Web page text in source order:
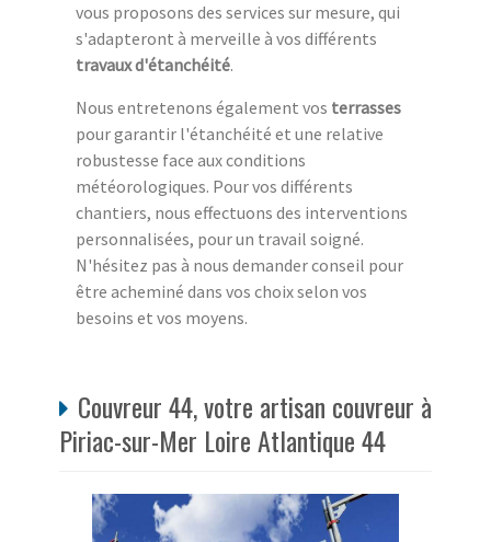
vous proposons des services sur mesure, qui
s'adapteront à merveille à vos différents
travaux d'étanchéité.
Nous entretenons également vos terrasses
pour garantir l'étanchéité et une relative
robustesse face aux conditions
météorologiques. Pour vos différents
chantiers, nous effectuons des interventions
personnalisées, pour un travail soigné.
N'hésitez pas à nous demander conseil pour
être acheminé dans vos choix selon vos
besoins et vos moyens.
Couvreur 44, votre artisan couvreur à
Piriac-sur-Mer Loire Atlantique 44